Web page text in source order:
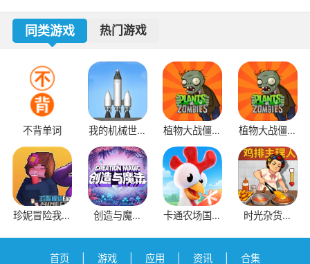
同类游戏 热门游戏
不背单词
我的机械世界
模拟器
植物大战僵尸
1老版本
植物大战僵尸
原版抽卡版
珍妮冒险我的
创造与魔法
卡通农场国际
时光杂货店
首页 游戏 应用 资讯 合集